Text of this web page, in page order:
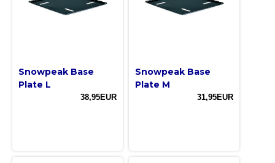
Snowpeak Base
Plate L
38,95EUR
Snowpeak Base
Plate M
31,95EUR